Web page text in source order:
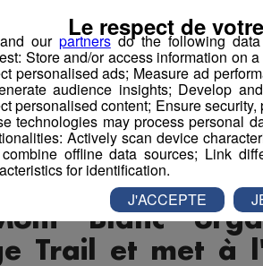
Blanc
Trail et met à
our partnersdo the following data
Store and/or access information on
personalised ads; Measure ad
audience insights; Develop
personalised content; Ensure
technologies may process personal
Actively scan device
offline data sources; Link
for identification.
Le respect de
J'ACCEPTE